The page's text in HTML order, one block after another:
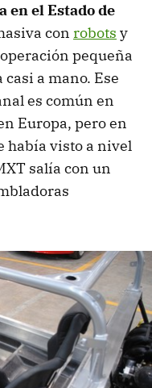
en el Estado de
con robots y
pequeña
a mano. Ese
es común en
Europa, pero en
había visto a nivel
salía con un